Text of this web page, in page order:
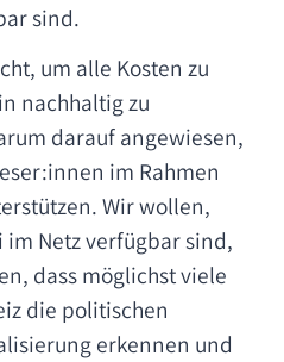
sind.
um alle Kosten zu
nachhaltig zu
darauf angewiesen,
im Rahmen
Wir wollen,
Netz verfügbar sind,
dass möglichst viele
die politischen
erkennen und